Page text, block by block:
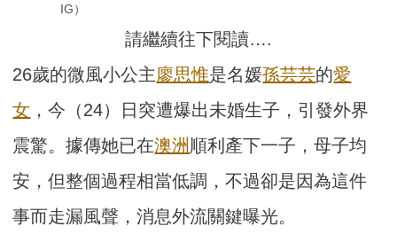
IG）
請繼續往下閱讀….
26歲的微風小公主廖思惟是名媛孫芸芸的愛
女 ，今（24）日突遭爆出未婚生子，引發外界
震驚。據傳她已在澳洲順利產下一子，母子均
安，但整個過程相當低調，不過卻是因為這件
事而走漏風聲，消息外流關鍵曝光。